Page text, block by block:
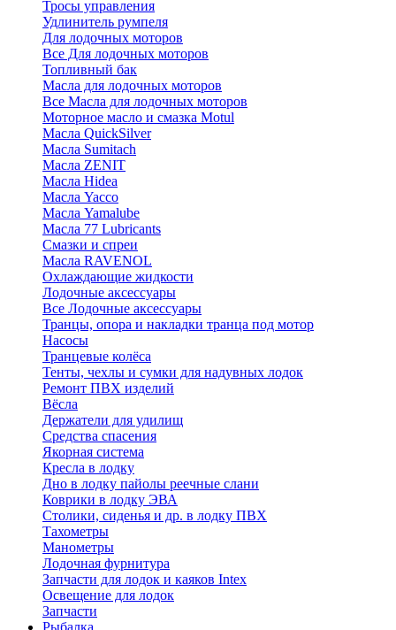
Тросы управления
Удлинитель румпеля
Для лодочных моторов
Все Для лодочных моторов
Топливный бак
Масла для лодочных моторов
Все Масла для лодочных моторов
Моторное масло и смазка Motul
Масла QuickSilver
Масла Sumitach
Масла ZENIT
Масла Hidea
Масла Yacco
Масла Yamalube
Масла 77 Lubricants
Смазки и спреи
Масла RAVENOL
Охлаждающие жидкости
Лодочные аксессуары
Все Лодочные аксессуары
Транцы, опора и накладки транца под мотор
Насосы
Транцевые колёса
Тенты, чехлы и сумки для надувных лодок
Ремонт ПВХ изделий
Вёсла
Держатели для удилищ
Средства спасения
Якорная система
Кресла в лодку
Дно в лодку пайолы реечные слани
Коврики в лодку ЭВА
Столики, сиденья и др. в лодку ПВХ
Тахометры
Манометры
Лодочная фурнитура
Запчасти для лодок и каяков Intex
Освещение для лодок
Запчасти
Рыбалка